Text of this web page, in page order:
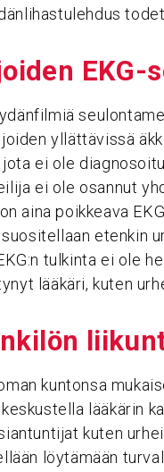
EKG-
yllättävissä
ei ole
ei ole osannut
aina poikkeava
etenkin
tulkinta ei ole
lääkäri, kuten
kuntonsa
lääkärin
kuten
löytämään